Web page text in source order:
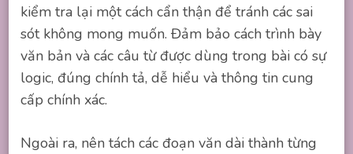
kiểm tra lại một cách cẩn thận để tránh các sai
sót không mong muốn. Đảm bảo cách trình bày
văn bản và các câu từ được dùng trong bài có sự
logic, đúng chính tả, dễ hiểu và thông tin cung
cấp chính xác.
Ngoài ra, nên tách các đoạn văn dài thành từng